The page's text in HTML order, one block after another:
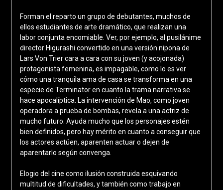
Forman el reparto un grupo de debutantes, muchos de
ellos estudiantes de arte dramático, que realizan una
labor conjunta encomiable. Ver, por ejemplo, al pusilánime
director Higurashi convertido en una versión nipona de
Lars Von Trier cara a cara con su joven (y acojonada)
protagonista femenina, es impagable, como lo es ver
cómo una tranquila ama de casa se transforma en una
especie de Terminator en cuanto la trama narrativa se
hace apocalíptica. La intervención de Mao, como joven
operadora a prueba de bombas, revela a una actriz de
mucho futuro. Ayuda mucho que los personajes estén
bien definidos, pero hay mérito en cuanto a conseguir que
los actores actúen, aparenten actuar o dejen de
aparentarlo según convenga.
Elogio del cine como ilusión construida esquivando
multitud de dificultades, y también como trabajo en